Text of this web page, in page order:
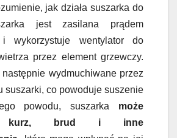
jak działa suszarka do
jest zasilana prądem
i wykorzystuje wentylator do
przez element grzewczy.
wydmuchiwane przez
suszarki, co powoduje suszenie
powodu, suszarka może
kurz, brud i inne